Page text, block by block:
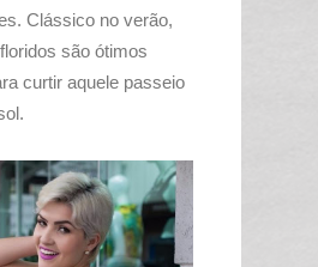
Clássico no verão,
são ótimos
curtir aquele passeio